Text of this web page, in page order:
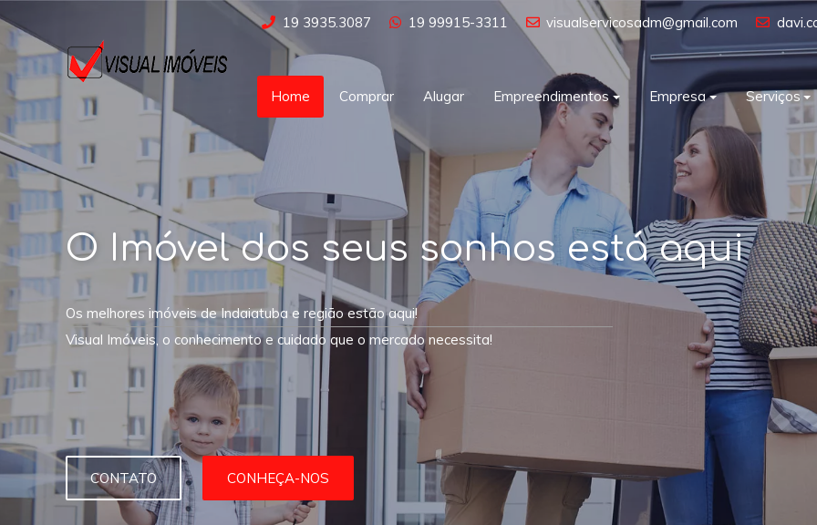
19 3935.3087 19 99915-3311 visualservicosadm@gmail.com
Home Comprar Alugar Empreendimentos Empresa Serviços
O Imóvel dos seus sonhos está aqui
Os melhores imóveis de Indaiatuba e região estão aqui!
Visual Imóveis, o conhecimento e cuidado que o mercado necessita!
CONTATO CONHEÇA-NOS